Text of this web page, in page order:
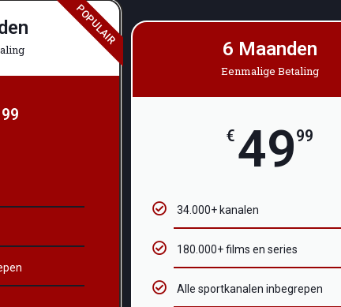
99
POPULAIR
6 Maanden
Eenmalige Betaling
€ 4999
34.000+ kanalen
180.000+ films en series
Alle sportkanalen inbegrepen